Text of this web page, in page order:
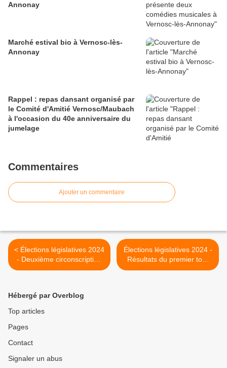
Annonay
Marché estival bio à Vernosc-lès-
Annonay
Rappel : repas dansant organisé par
le Comité d'Amitié Vernosc/Maubach
à l'occasion du 40e anniversaire du
jumelage
Commentaires
Ajouter un commentaire
< Élections législatives 2024
- Deuxième circonscription
de l'Ardèche
Élections législatives 2024 -
Résultats du premier tour
pour la commune de
Hébergé par Overblog
Top articles
Pages
Contact
Signaler un abus